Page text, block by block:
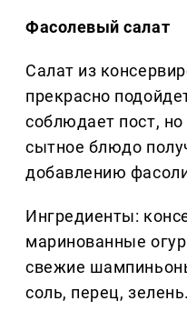
Фасолевый салат
Салат из
прекрасно
соблюдает пост,
сытное блюдо
добавлению
Ингредиенты:
маринованные
свежие
соль, перец, зелень.